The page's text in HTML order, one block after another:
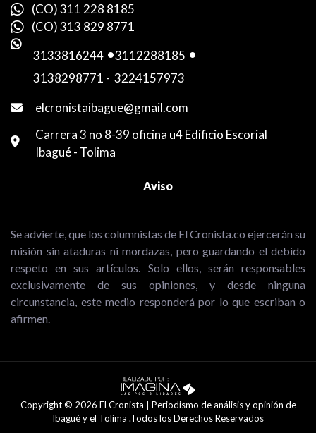
(CO) 311 228 8185
(CO) 313 829 8771
3133816244 -3112288185 -
3138298771 - 3224157973
elcronistaibague@gmail.com
Carrera 3 no 8-39 oficina u4 Edificio Escorial
Ibagué - Tolima
Aviso
Se advierte, que los columnistas de El Cronista.co ejercerán su
misión sin ataduras ni mordazas, pero guardando el debido
respeto en sus artículos. Solo ellos, serán responsables
exclusivamente de sus opiniones, y desde ninguna
circunstancia, este medio responderá por lo que escriban o
afirmen.
Copyright © 2026 El Cronista | Periodismo de análisis y opinión de
Ibagué y el Tolima .Todos los Derechos Reservados